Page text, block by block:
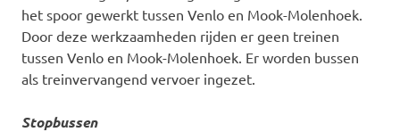
het spoor gewerkt tussen Venlo en Mook-Molenhoek.
Door deze werkzaamheden rijden er geen treinen
tussen Venlo en Mook-Molenhoek. Er worden bussen
als treinvervangend vervoer ingezet.
Stopbussen